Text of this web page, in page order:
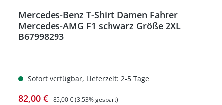
Mercedes-Benz T-Shirt Damen Fahrer
Mercedes-AMG F1 schwarz Größe 2XL
B67998293
Sofort verfügbar, Lieferzeit: 2-5 Tage
Verkaufspreis:
82,00 € Regulärer Preis:
85,00 €(3.53% gespart)